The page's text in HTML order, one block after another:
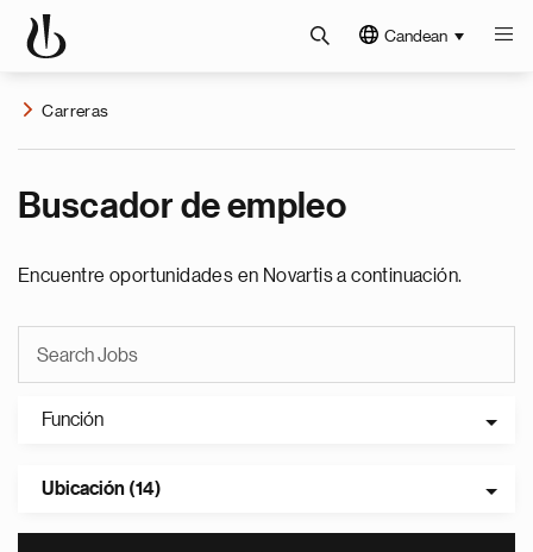
Candean
Carreras
Buscador de empleo
Encuentre oportunidades en Novartis a continuación.
Función
Ubicación (14)